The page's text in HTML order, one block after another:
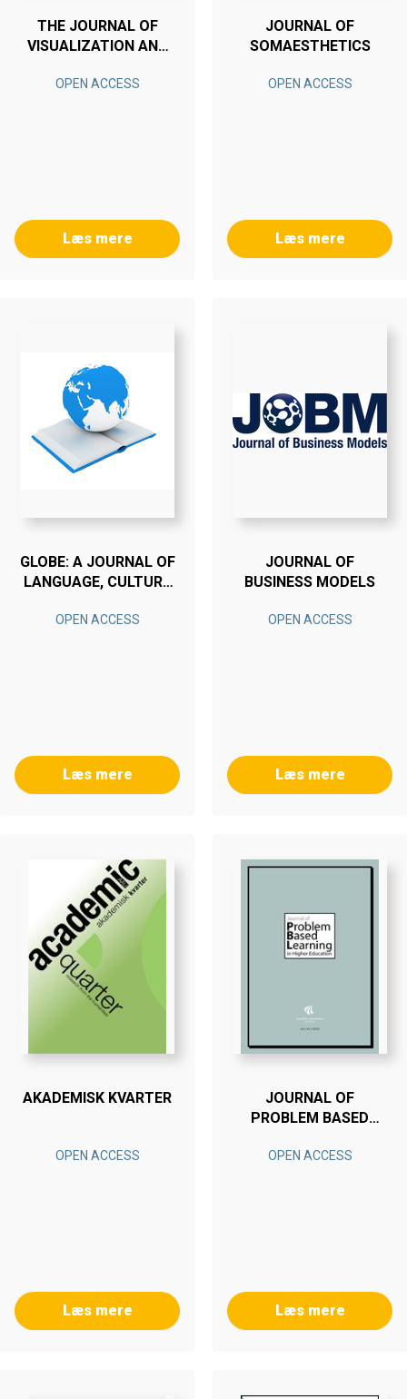
THE JOURNAL OF
VISUALIZATION AND
OPEN ACCESS
Læs mere
JOURNAL OF
SOMAESTHETICS
OPEN ACCESS
Læs mere
GLOBE: A JOURNAL OF
LANGUAGE, CULTURE
OPEN ACCESS
Læs mere
JOURNAL OF
BUSINESS MODELS
OPEN ACCESS
Læs mere
AKADEMISK KVARTER
OPEN ACCESS
Læs mere
JOURNAL OF
PROBLEM BASED
EDUCATION
OPEN ACCESS
Læs mere